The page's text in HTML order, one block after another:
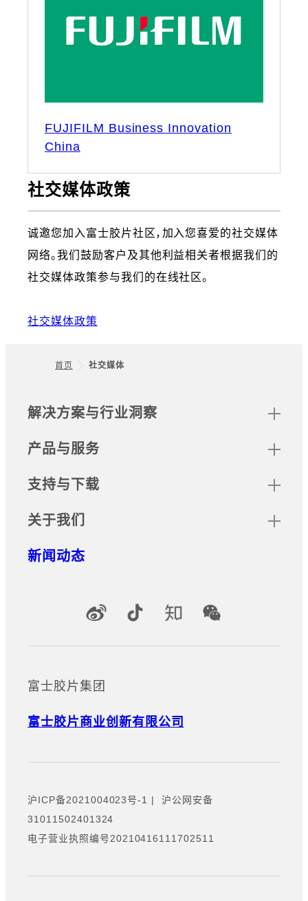
FUJIFILM Business Innovation
China
社交媒体政策
诚邀您加入富士胶片社区，加入您喜爱的社交媒体
网络。我们鼓励客户及其他利益相关者根据我们的
社交媒体政策参与我们的在线社区。
社交媒体政策
首页 社交媒体
网站地图
解决方案与行业洞察
产品与服务
支持与下载
关于我们
新闻动态
官方社交媒体账号
富士胶片集团
富士胶片商业创新有限公司
沪ICP备2021004023号-1 |沪公网安备
31011502401324
电子营业执照编号20210416111702511